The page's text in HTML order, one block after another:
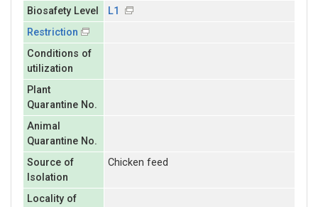
Biosafety Level
L1
Restriction
Conditions of
utilization
Plant
Quarantine No.
Animal
Quarantine No.
Source of
Isolation
Chicken feed
Locality of